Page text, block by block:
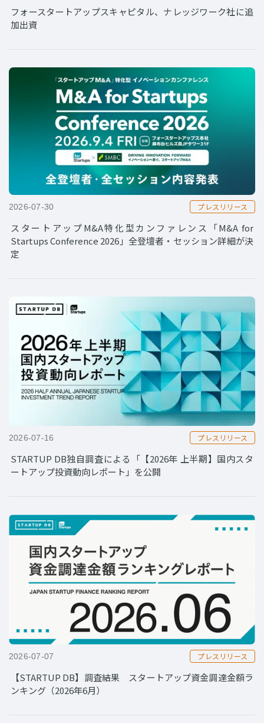
フォースタートアップスキャピタル、ナレッジワーク社に追
加出資
2026-07-30 プレスリリース
スタートアップM&A特化型カンファレンス「M&A for
Startups Conference 2026」全登壇者・セッション詳細が決
定
2026-07-16 プレスリリース
STARTUP DB独自調査による「【2026年 上半期】国内スタ
ートアップ投資動向レポート」を公開
2026-07-07 プレスリリース
【STARTUP DB】調査結果 スタートアップ資金調達金額ラ
ンキング（2026年6月）